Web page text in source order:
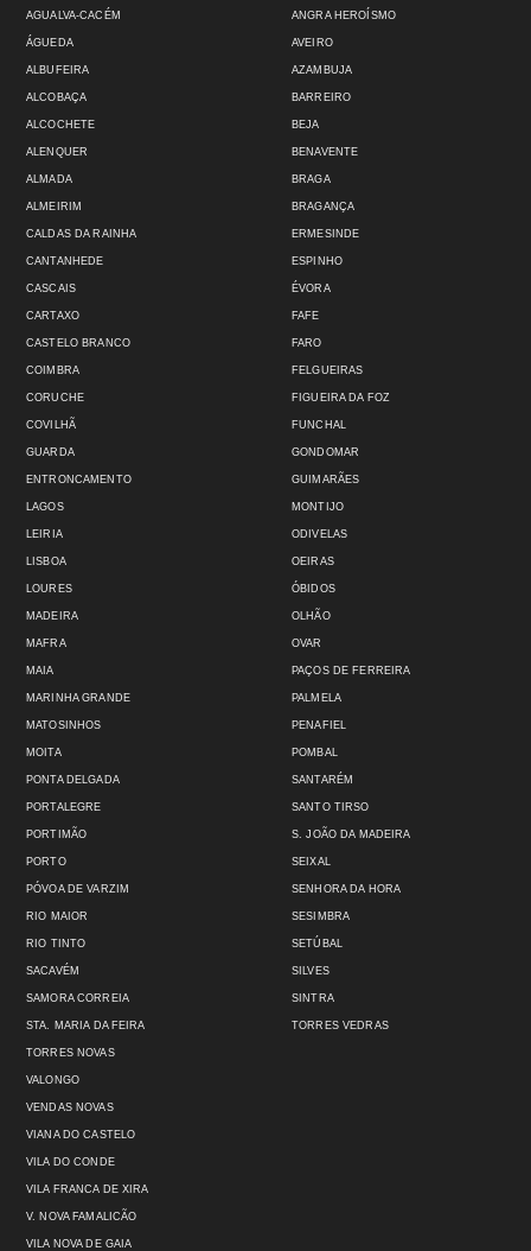
AGUALVA-CACÉM
ÁGUEDA
ALBUFEIRA
ALCOBAÇA
ALCOCHETE
ALENQUER
ALMADA
ALMEIRIM
ANGRA HEROÍSMO
AVEIRO
AZAMBUJA
BARREIRO
BEJA
BENAVENTE
BRAGA
BRAGANÇA
CALDAS DA RAINHA
CANTANHEDE
CASCAIS
CARTAXO
CASTELO BRANCO
COIMBRA
CORUCHE
COVILHÃ
GUARDA
ENTRONCAMENTO
ERMESINDE
ESPINHO
ÉVORA
FAFE
FARO
FELGUEIRAS
FIGUEIRA DA FOZ
FUNCHAL
GONDOMAR
GUIMARÃES
LAGOS
LEIRIA
LISBOA
LOURES
MADEIRA
MAFRA
MAIA
MARINHA GRANDE
MATOSINHOS
MOITA
MONTIJO
ODIVELAS
OEIRAS
ÓBIDOS
OLHÃO
OVAR
PAÇOS DE FERREIRA
PALMELA
PENAFIEL
POMBAL
PONTA DELGADA
PORTALEGRE
PORTIMÃO
PORTO
PÓVOA DE VARZIM
RIO MAIOR
RIO TINTO
SACAVÉM
SAMORA CORREIA
STA. MARIA DA FEIRA
SANTARÉM
SANTO TIRSO
S. JOÃO DA MADEIRA
SEIXAL
SENHORA DA HORA
SESIMBRA
SETÚBAL
SILVES
SINTRA
TORRES VEDRAS
TORRES NOVAS
VALONGO
VENDAS NOVAS
VIANA DO CASTELO
VILA DO CONDE
VILA FRANCA DE XIRA
V. NOVA FAMALICÃO
VILA NOVA DE GAIA